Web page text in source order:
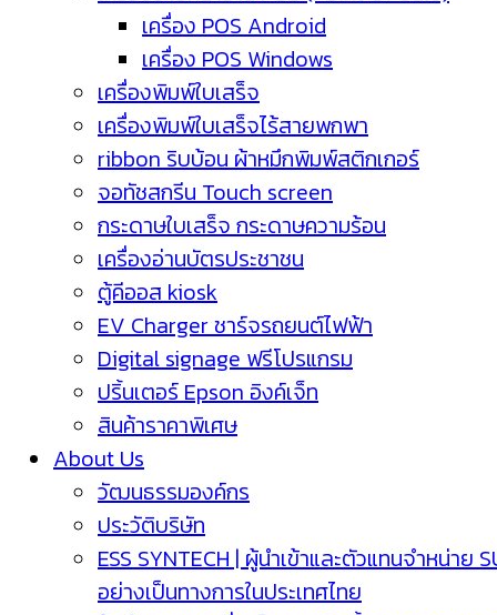
เครื่อง POS Android
เครื่อง POS Windows
เครื่องพิมพ์ใบเสร็จ
เครื่องพิมพ์ใบเสร็จไร้สายพกพา
ribbon ริบบ้อน ผ้าหมึกพิมพ์สติกเกอร์
จอทัชสกรีน Touch screen
กระดาษใบเสร็จ กระดาษความร้อน
เครื่องอ่านบัตรประชาชน
ตู้คีออส kiosk
EV Charger ชาร์จรถยนต์ไฟฟ้า
Digital signage ฟรีโปรแกรม
ปริ้นเตอร์ Epson อิงค์เจ็ท
สินค้าราคาพิเศษ
About Us
วัฒนธรรมองค์กร
ประวัติบริษัท
ESS SYNTECH | ผู้นำเข้าและตัวแทนจำหน่าย
อย่างเป็นทางการในประเทศไทย